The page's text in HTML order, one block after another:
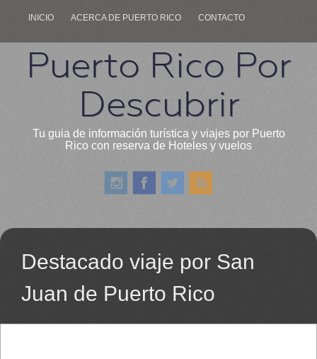
INICIO ACERCA DE PUERTO RICO CONTACTO
Puerto Rico Por
Descubrir
Tu guia de información turística y viajes por Puerto
Rico con reserva de Hoteles y vuelos
Destacado viaje por San
Juan de Puerto Rico